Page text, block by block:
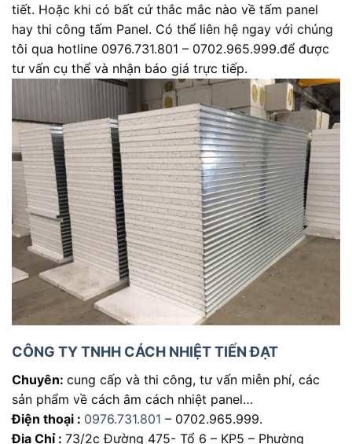
tiết. Hoặc khi có bất cứ thắc mắc nào về tấm panel
hay thi công tấm Panel. Có thể liên hệ ngay với chúng
tôi qua hotline 0976.731.801 – 0702.965.999.để được
tư vấn cụ thể và nhận báo giá trực tiếp.
CÔNG TY TNHH CÁCH NHIỆT TIẾN ĐẠT
Chuyên: cung cấp và thi công, tư vấn miễn phí, các
sản phẩm về cách âm cách nhiệt panel…
Điện thoại : 0976.731.801 – 0702.965.999.
Địa Chỉ : 73/2c Đường 475- Tổ 6 – KP5 – Phường